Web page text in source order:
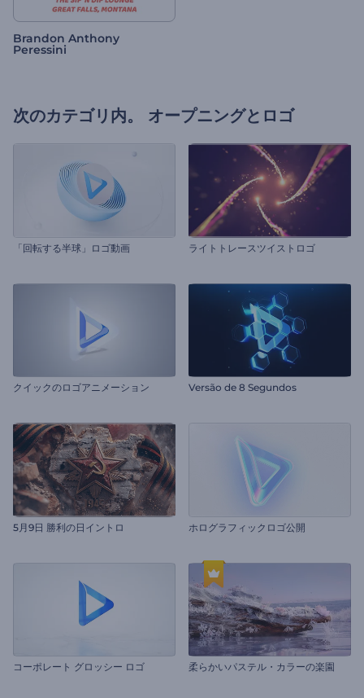
Brandon Anthony
Peressini
次のカテゴリ内。 オープニングとロゴ
「回転する半球」ロゴ動画 ライトトレースツイストロゴ
クイックのロゴアニメーション Versão de 8 Segundos
5月9日 勝利の日イントロ ホログラフィックロゴ公開
コーポレート グロッシー ロゴ 柔らかいパステル・カラーの楽園